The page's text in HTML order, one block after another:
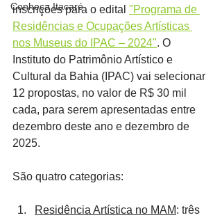
Conheça Itacaré
inscrições para o edital "Programa de
Residências e Ocupações Artísticas
nos Museus do IPAC – 2024". O
Instituto do Patrimônio Artístico e
Cultural da Bahia (IPAC) vai selecionar
12 propostas, no valor de R$ 30 mil
cada, para serem apresentadas entre
dezembro deste ano e dezembro de
2025.
São quatro categorias:
Residência Artística no MAM: três